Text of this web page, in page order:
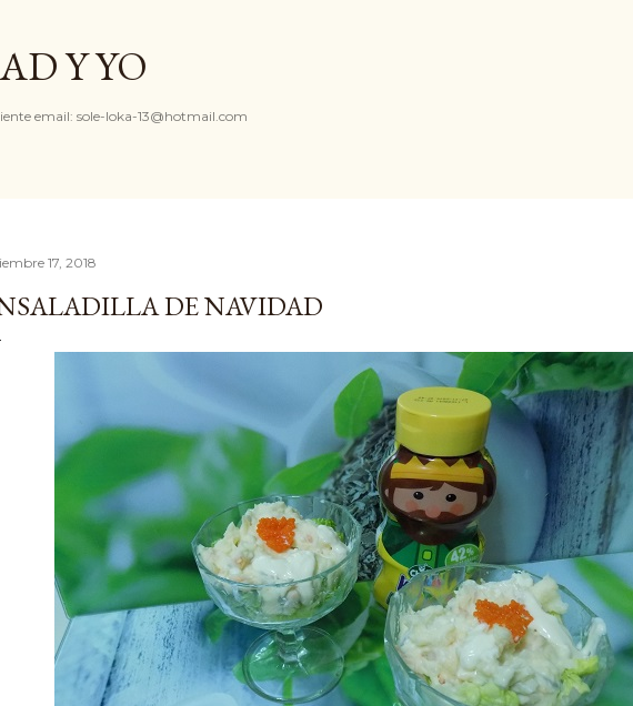
Y YO
email: sole-loka-13@hotmail.com
17, 2018
DE NAVIDAD